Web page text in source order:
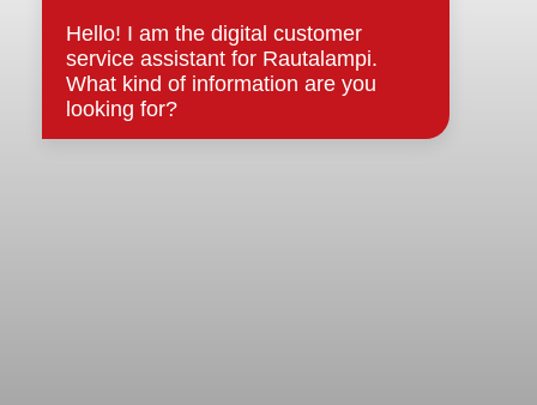
Evästeet
Saavutettavuusseloste
Tietosuoja
Tietosuojaselosteet